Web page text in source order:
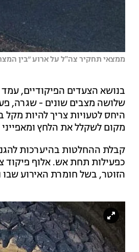
ממצאי תחקיר צה''ל על ארוע ״בין
בנושא הצעדים הפיקודיים,
שלושה מצבים שונים - שגרה,
היחס לטעויות צריך להיות
מקום לשקלל את הלחץ
קבלת ההחלטות בהיערכות
כפעילות תחת אש. אלוף פיקוד
הזוטר, בשל חומרת האירוע שבו